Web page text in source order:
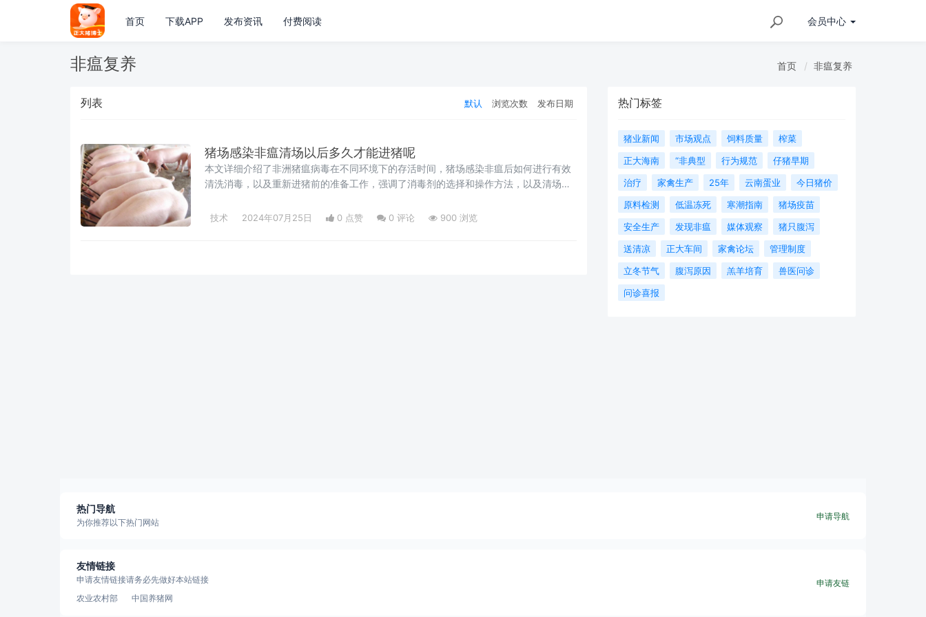
首页 下载APP 发布资讯 付费阅读 会员中心
非瘟复养 首页 非瘟复养
列表 默认 浏览次数 发布日期
猪场感染非瘟清场以后多久才能进猪呢
本文详细介绍了非洲猪瘟病毒在不同环境下的存活时间，猪场感染非瘟后如何进行有效
清洗消毒，以及重新进猪前的准备工作，强调了消毒剂的选择和操作方法，以及清场后
技术 2024年07月25日 0 点赞 0 评论 900 浏览
热门标签
猪业新闻 市场观点 饲料质量
榨菜
正大海南
“非典型 行为规范
仔猪早期
治疗
家禽生产 25年 云南蛋业
今日猪价
原料检测
低温冻死 寒潮指南
猪场疫苗
安全生产
发现非瘟 媒体观察
猪只腹泻
送清凉
正大车间 家禽论坛
管理制度
立冬节气
腹泻原因 羔羊培育
兽医问诊
问诊喜报
热门导航
为你推荐以下热门网站
申请导航
友情链接
申请友情链接请务必先做好本站链接
农业农村部
中国养猪网
申请友链